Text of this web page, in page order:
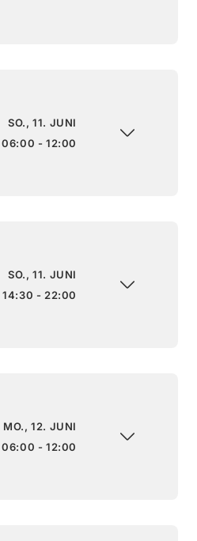
SO., 11. JUNI
06:00 - 12:00
SO., 11. JUNI
14:30 - 22:00
MO., 12. JUNI
06:00 - 12:00